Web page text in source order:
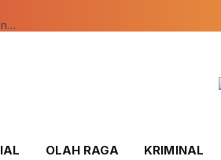
Polsek Kandis Bergerak Bersama Petani untuk Swasembada Pangan, Pastikan Tanaman Tumbuh Subur
OLAH RAGA KRIMINAL